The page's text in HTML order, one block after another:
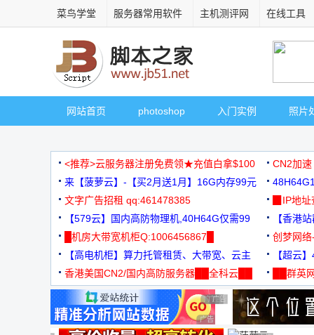
菜鸟学堂 服务器常用软件 主机测评网 在线工具
网站首页 photoshop 入门实例 照片
<推荐>云服务器注册免费领★充值白拿$100
CN2加
来【菠萝云】-【买2月送1月】16G内存99元
3000+
文字广告招租 qq:461478385
▉IP地
【579云】国内高防物理机,40H64G仅需99
元
【香港
█机房大带宽机柜Q:1006456867█
创梦网
88元/月
【高电机柜】算力托管租赁、大带宽、云主
机
【超云
香港美国CN2/国内高防服务器██全科云██
██群英
◆◆◆
广告 商业广告，理性选择
广告 商业广告，理性选择
广告 商业广告，理性选择
广告 商业广告，理性选择